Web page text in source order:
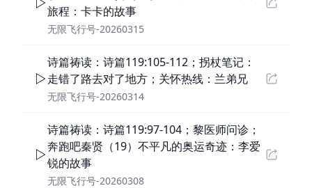
旅程：卡卡的故事
无限飞行号-20260315
诗篇祷读：诗篇119:105-112；拐杖笔记：
走错了路去对了地方；关怀热线：兰弟兄
无限飞行号-20260314
诗篇祷读：诗篇119:97-104；黎医师问诊；
奔跑吧秦贤（19）不平凡的奥运奇迹：李爱
锐的故事
无限飞行号-20260308